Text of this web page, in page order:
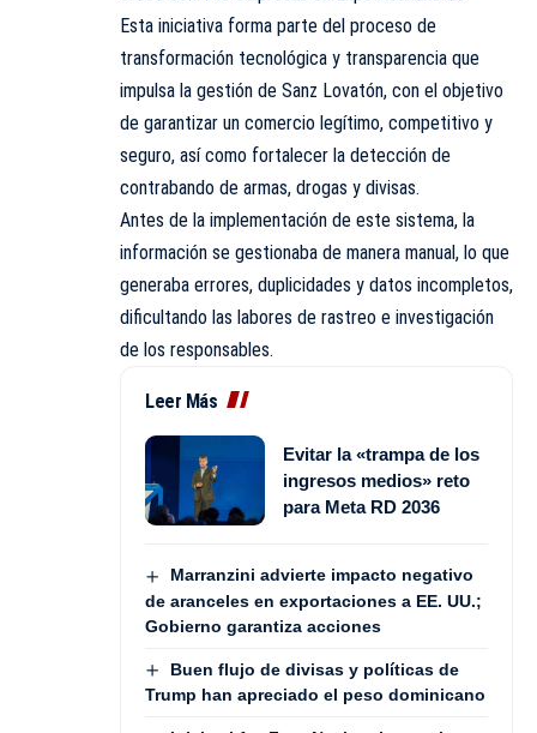
Esta iniciativa forma parte del proceso de
transformación tecnológica y transparencia que
impulsa la gestión de Sanz Lovatón, con el objetivo
de garantizar un comercio legítimo, competitivo y
seguro, así como fortalecer la detección de
contrabando de armas, drogas y divisas.
Antes de la implementación de este sistema, la
información se gestionaba de manera manual, lo que
generaba errores, duplicidades y datos incompletos,
dificultando las labores de rastreo e investigación
de los responsables.
Leer Más
Evitar la «trampa de los
ingresos medios» reto
para Meta RD 2036
Marranzini advierte impacto negativo
de aranceles en exportaciones a EE. UU.;
Gobierno garantiza acciones
Buen flujo de divisas y políticas de
Trump han apreciado el peso dominicano